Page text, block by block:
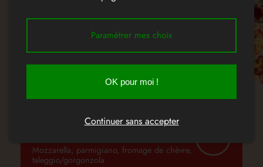
champignons, olives noires
16,00€
Sauce tomate, mozzarella, thon, oignons,
Mozzarella, parmigiano, fromage de chèvre,
taleggio/gorgonzola
Paramétrer mes choix
OK pour moi !
Continuer sans accepter